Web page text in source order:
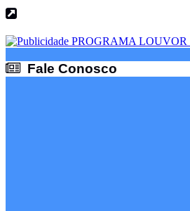
Fale Conosco